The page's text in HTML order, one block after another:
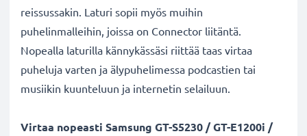
reissussakin. Laturi sopii myös muihin
puhelinmalleihin, joissa on Connector liitäntä.
Nopealla laturilla kännykässäsi riittää taas virtaa
puheluja varten ja älypuhelimessa podcastien tai
musiikin kuunteluun ja internetin selailuun.
Virtaa nopeasti Samsung GT-S5230 / GT-E1200i /